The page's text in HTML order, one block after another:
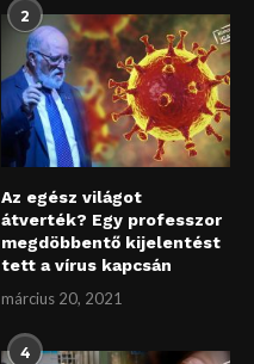
2
Az egész világot
átverték? Egy professzor
megdöbbentő kijelentést
tett a vírus kapcsán
március 20, 2021
4